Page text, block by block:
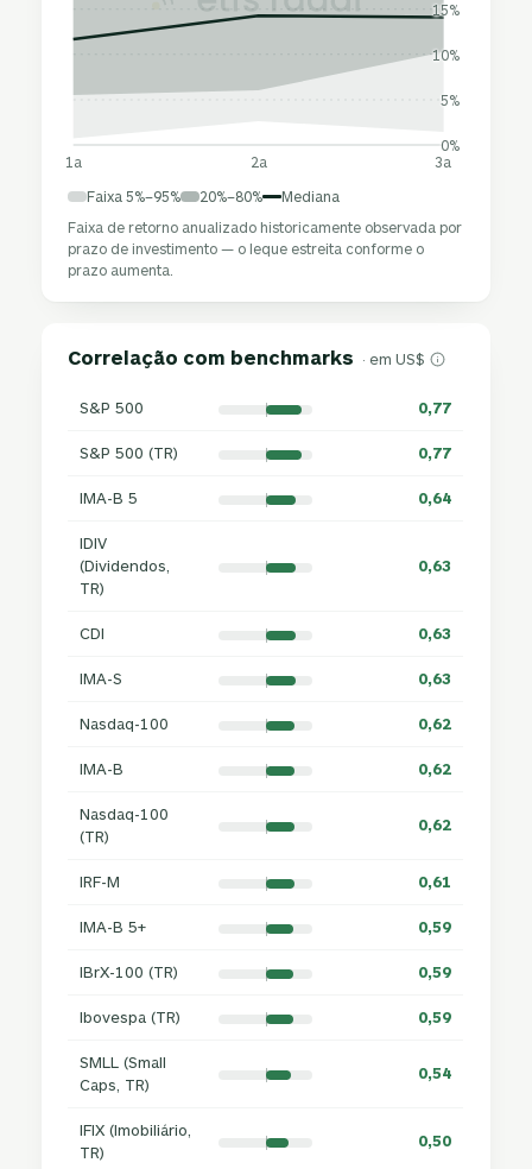
0%
5%
10%
15%
1a 2a 3a
Faixa 5%–95% 20%–80%
Mediana
Faixa de retorno anualizado historicamente observada por
prazo de investimento — o leque estreita conforme o
prazo aumenta.
Correlação com benchmarks · em US$
S&P 500 0,77
S&P 500 (TR) 0,77
IMA-B 5 0,64
IDIV
(Dividendos,
TR)
0,63
CDI 0,63
IMA-S 0,63
Nasdaq-100 0,62
IMA-B 0,62
Nasdaq-100
(TR)
0,62
IRF-M 0,61
IMA-B 5+ 0,59
IBrX-100 (TR) 0,59
Ibovespa (TR) 0,59
SMLL (Small
Caps, TR)
0,54
IFIX (Imobiliário,
TR)
0,50